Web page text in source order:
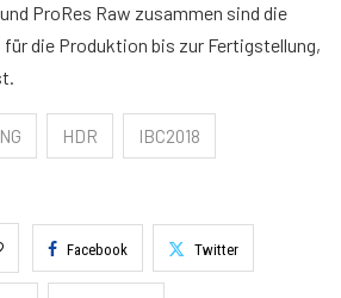
ProRes Raw zusammen sind die
die Produktion bis zur Fertigstellung,
HDR IBC2018
Facebook Twitter